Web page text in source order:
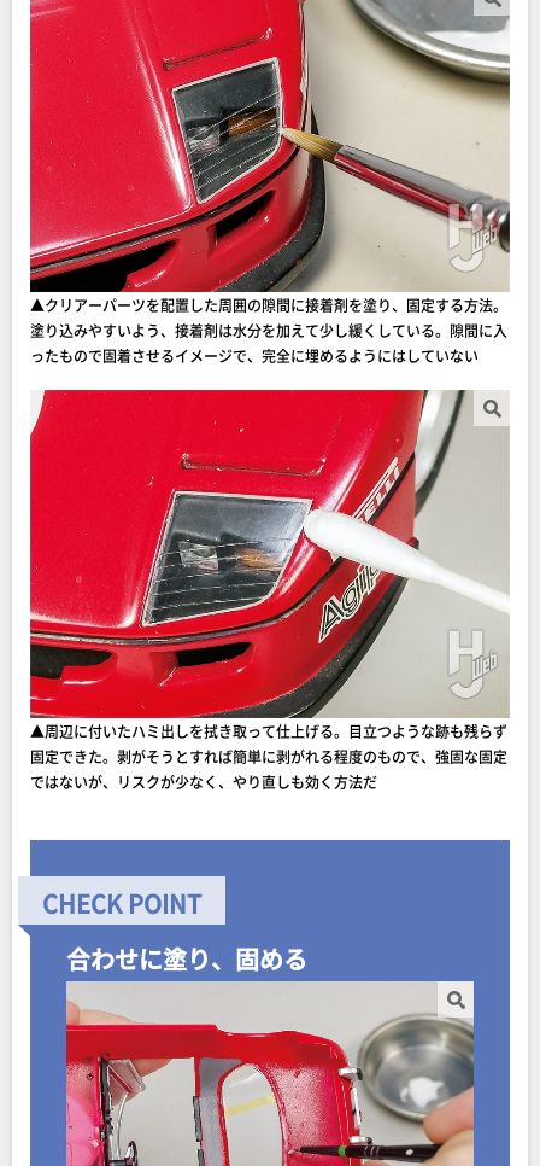
▲クリアーパーツを配置した周囲の隙間に接着剤を塗り、固定する方法。
塗り込みやすいよう、接着剤は水分を加えて少し緩くしている。隙間に入
ったもので固着させるイメージで、完全に埋めるようにはしていない
▲周辺に付いたハミ出しを拭き取って仕上げる。目立つような跡も残らず
固定できた。剥がそうとすれば簡単に剥がれる程度のもので、強固な固定
ではないが、リスクが少なく、やり直しも効く方法だ
合わせに塗り、固める